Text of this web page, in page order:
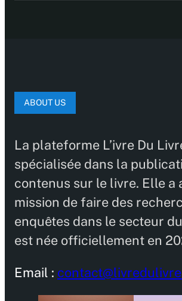
ABOUT US
La plateforme L’ivre Du
spécialisée dans la
contenus sur le livre. Elle a
mission de faire des
enquêtes dans le secteur
est née officiellement en
Email :